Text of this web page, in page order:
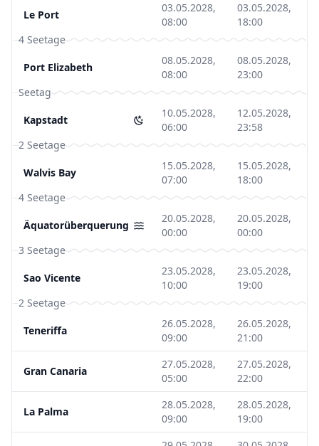
Le Port
03.05.2028,
08:00
03.05.2028,
18:00
4 Seetage
Port Elizabeth
08.05.2028,
08:00
08.05.2028,
23:00
Seetag
Kapstadt
10.05.2028,
06:00
12.05.2028,
23:58
2 Seetage
Walvis Bay
15.05.2028,
07:00
15.05.2028,
18:00
4 Seetage
Äquatorüberquerung
20.05.2028,
00:00
20.05.2028,
00:00
3 Seetage
Sao Vicente
23.05.2028,
10:00
23.05.2028,
19:00
2 Seetage
Teneriffa
26.05.2028,
09:00
26.05.2028,
21:00
Gran Canaria
27.05.2028,
05:00
27.05.2028,
22:00
La Palma
28.05.2028,
09:00
28.05.2028,
19:00